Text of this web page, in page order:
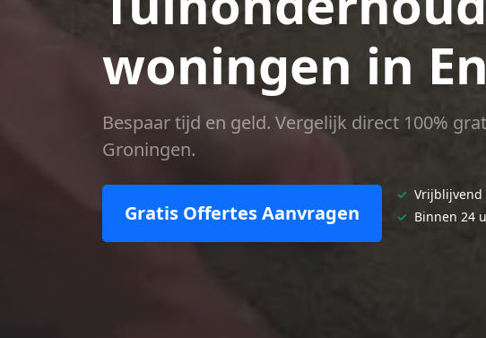
woningen in
Bespaar tijd en geld. Vergelijk direct 100%
Groningen.
Gratis Offertes Aanvragen
✓ Vrijblijvend
✓ Binnen 24